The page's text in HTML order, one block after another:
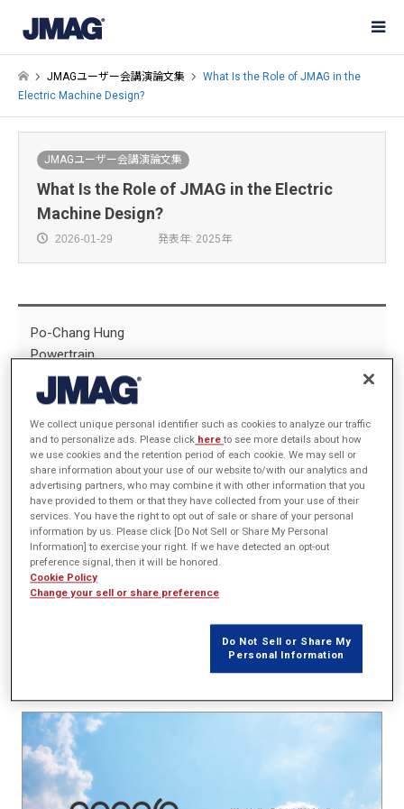
JMAGユーザー会講演論文集
What Is the Role of JMAG in the
Electric Machine Design?
JMAGユーザー会講演論文集
What Is the Role of JMAG in the Electric
Machine Design?
2026-01-29 発表年: 2025年
Po-Chang Hung
Powertrain,
Gogoro Inc.
概要
This session presents a case study on how Gogoro leverages the
JMAG software suite throughout its product development lifecycle.
We will explore the entire workflow, from initial vehicle specification
discussions and system-level evaluation to module design, functional
verification, and final vehicle performance testing. Discover how JMAG
facilitates design convergence by providing objective analysis,
model and link the complex non-linear characteristics of electric
motors to overall system performance.
We collect unique personal identifier such as cookies to analyze our traffic
and to personalize ads. Please click hereto see more details about how
we use cookies and the retention period of each cookie. We may sell or
share information about your use of our website to/with our analytics and
advertising partners, who may combine it with other information that you
have provided to them or that they have collected from your use of their
services. You have the right to opt out of sale or share of your personal
information by us. Please click [Do Not Sell or Share My Personal
Information] to exercise your right. If we have detected an opt-out
preference signal, then it will be honored.
Cookie Policy
Change your sell or share preference
Do Not Sell or Share My
Personal Information